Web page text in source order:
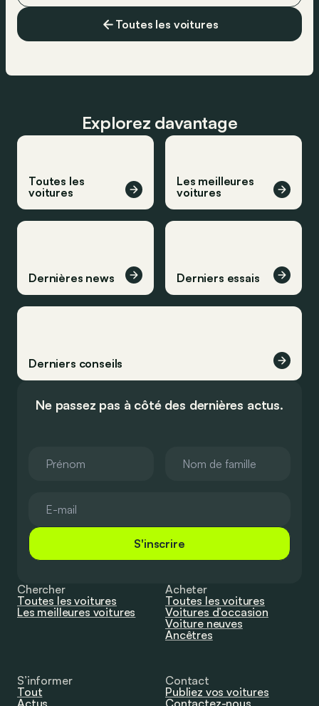
Toutes les voitures
Explorez davantage
Toutes les
voitures
Les meilleures
voitures
Dernières news Derniers essais
Derniers conseils
Ne passez pas à côté des dernières actus.
S'inscrire
Chercher
Toutes les voitures
Les meilleures voitures
Acheter
Toutes les voitures
Voitures d’occasion
Voiture neuves
Ancêtres
S’informer
Tout
Actus
Contact
Publiez vos voitures
Contactez-nous